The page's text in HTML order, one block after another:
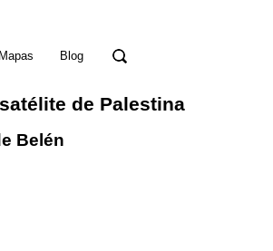
Mapas Blog
de Palestina
Belén